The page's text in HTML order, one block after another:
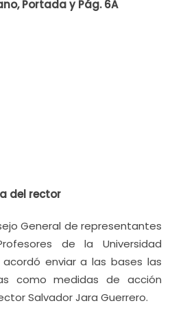
Portada y Pág. 6A
del rector
General de representantes
de la Universidad
acordó enviar a las bases las
como medidas de acción
Salvador Jara Guerrero.